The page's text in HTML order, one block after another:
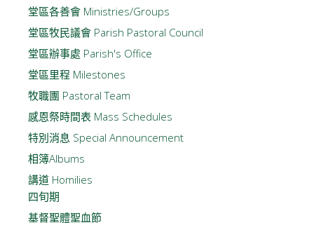
堂區各善會 Ministries/Groups
堂區牧民議會 Parish Pastoral Council
堂區辦事處 Parish's Office
堂區里程 Milestones
牧職團 Pastoral Team
感恩祭時間表 Mass Schedules
特別消息 Special Announcement
相簿Albums
講道 Homilies
四旬期
基督聖體聖血節